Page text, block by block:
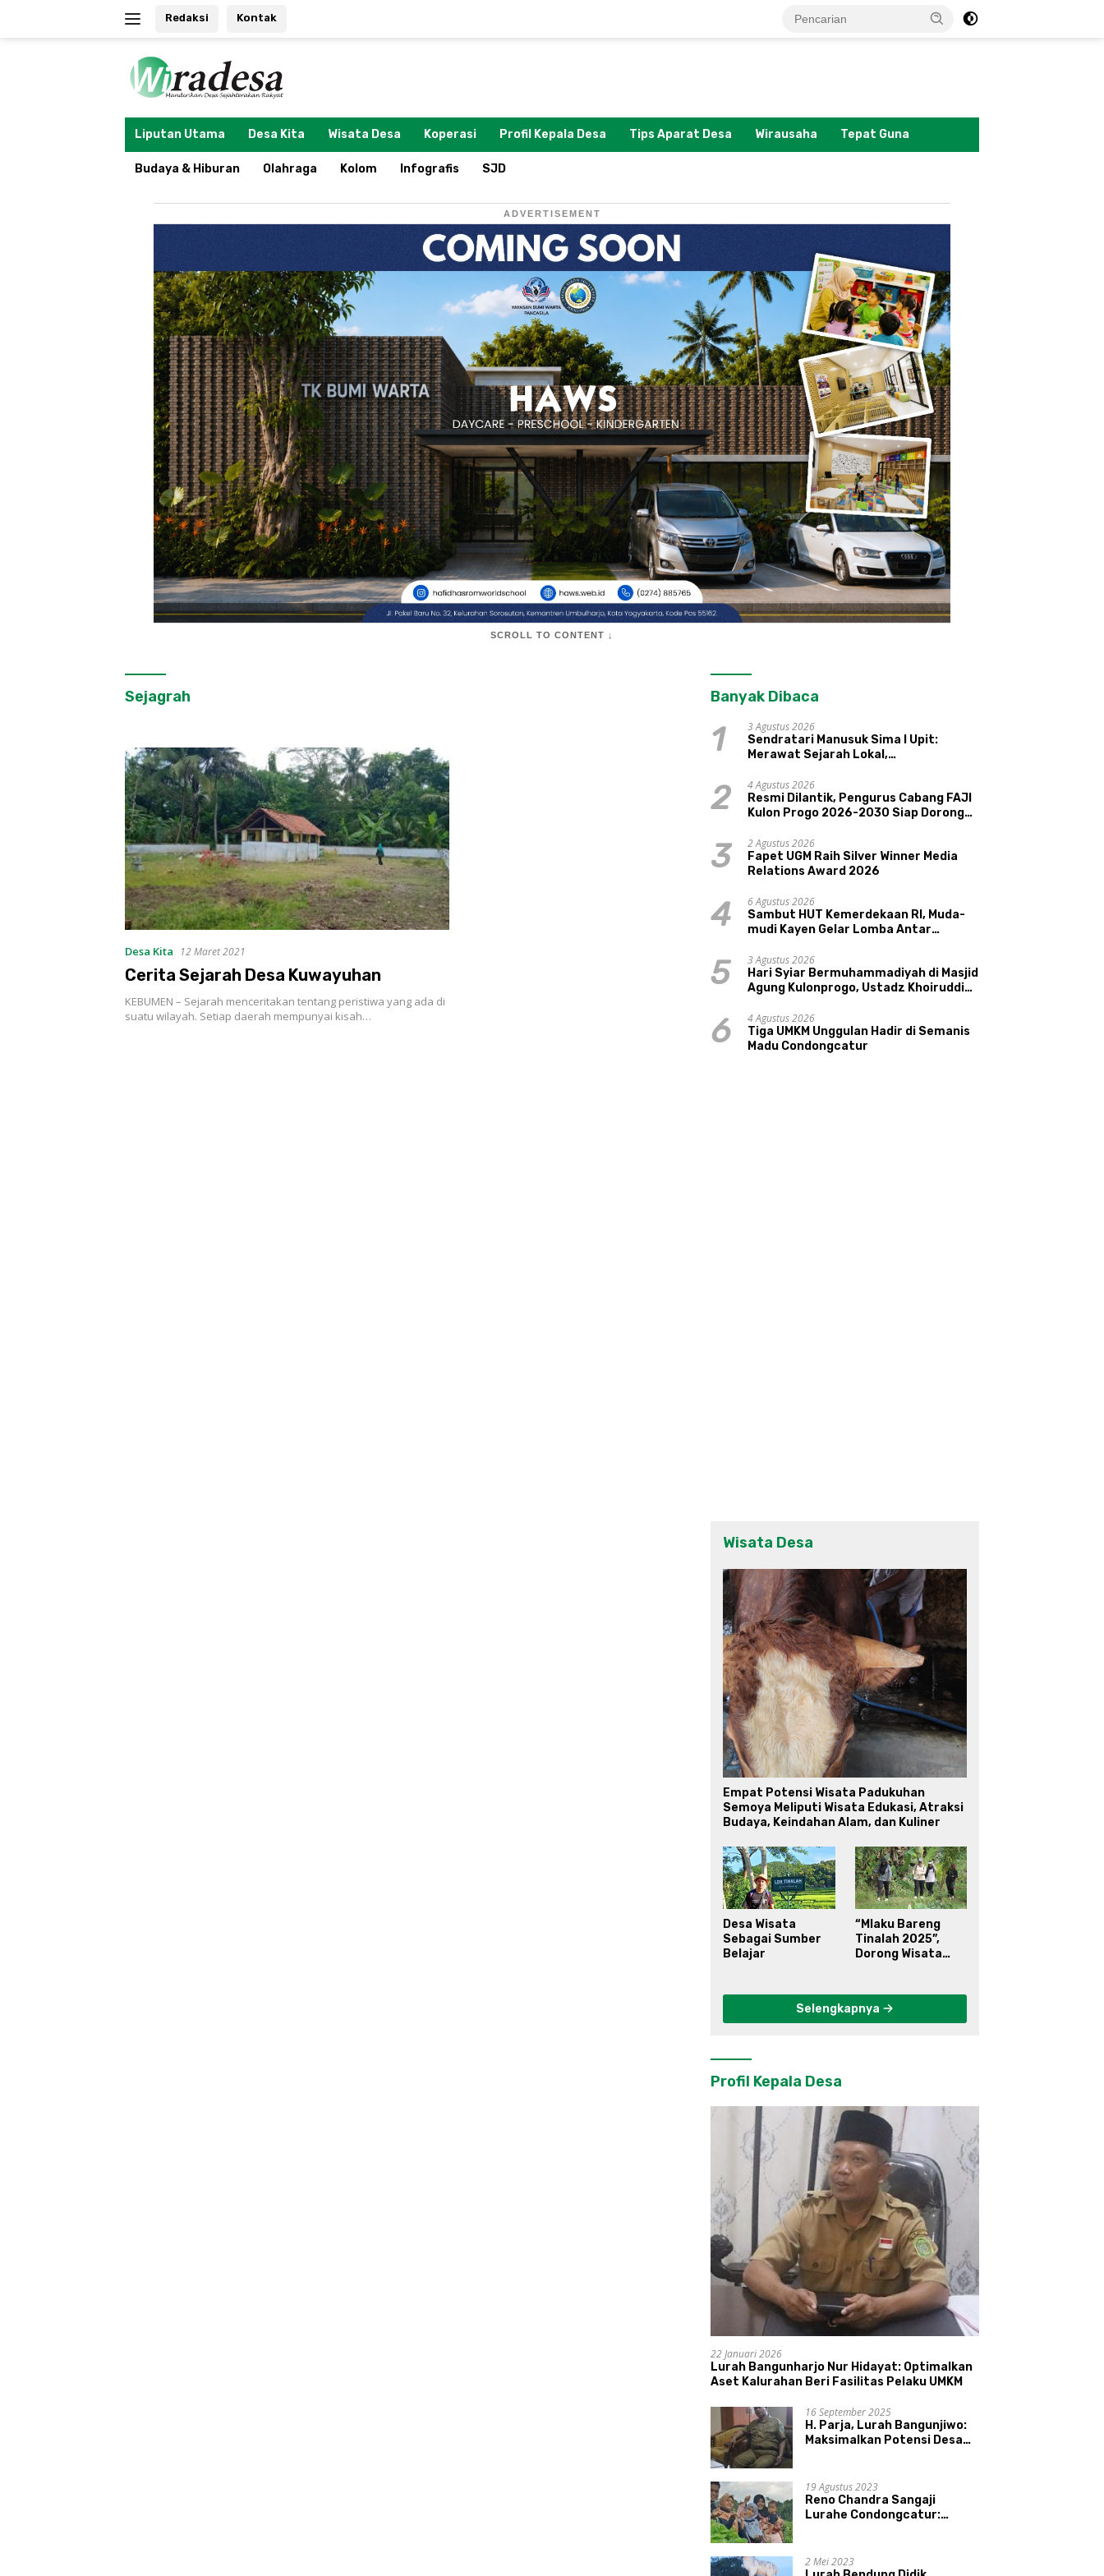
Redaksi Kontak
Liputan Utama Desa Kita Wisata Desa Koperasi Profil Kepala Desa Tips Aparat Desa Wirausaha Tepat Guna
Budaya & Hiburan Olahraga Kolom Infografis SJD
ADVERTISEMENT
SCROLL TO CONTENT ↓
Sejagrah
Desa Kita 12 Maret 2021
Cerita Sejarah Desa Kuwayuhan
KEBUMEN – Sejarah menceritakan tentang peristiwa yang ada di
suatu wilayah. Setiap daerah mempunyai kisah…
Banyak Dibaca
1
3 Agustus 2026
Sendratari Manusuk Sima I Upit:
Merawat Sejarah Lokal,
Pariwisata, dan Ekologi Klaten
2
4 Agustus 2026
Resmi Dilantik, Pengurus Cabang FAJI
Kulon Progo 2026-2030 Siap Dorong
Sungai Progo
3
2 Agustus 2026
Fapet UGM Raih Silver Winner Media
Relations Award 2026
4
6 Agustus 2026
Sambut HUT Kemerdekaan RI, Muda-
mudi Kayen Gelar Lomba Antar
5
3 Agustus 2026
Hari Syiar Bermuhammadiyah di Masjid
Agung Kulonprogo, Ustadz Khoiruddin
Sakinah Adalah Agama
6
4 Agustus 2026
Tiga UMKM Unggulan Hadir di Semanis
Madu Condongcatur
Wisata Desa
Empat Potensi Wisata Padukuhan
Semoya Meliputi Wisata Edukasi, Atraksi
Budaya, Keindahan Alam, dan Kuliner
Desa Wisata
Sebagai Sumber
Belajar
“Mlaku Bareng
Tinalah 2025”,
Dorong Wisata
Selengkapnya
Profil Kepala Desa
22 Januari 2026
Lurah Bangunharjo Nur Hidayat: Optimalkan
Aset Kalurahan Beri Fasilitas Pelaku UMKM
16 September 2025
H. Parja, Lurah Bangunjiwo:
Maksimalkan Potensi Desa
19 Agustus 2023
Reno Chandra Sangaji
Lurahe Condongcatur:
Masyarakat, dan Syukuri
2 Mei 2023